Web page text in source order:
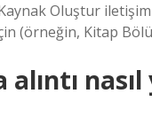
Kaynak Oluştur
(örneğin, Kitap
nasıl